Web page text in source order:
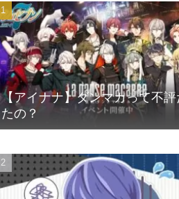
【アイナナ】ダンマカって不評
たの？